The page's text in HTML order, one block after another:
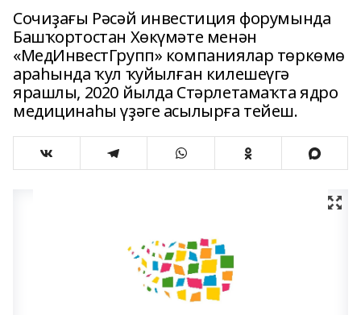
Сочиҙағы Рәсәй инвестиция форумында
Башҡортостан Хөкүмәте менән
«МедИнвестГрупп» компаниялар төркөмө
араһында ҡул ҡуйылған килешеүгә
ярашлы, 2020 йылда Стәрлетамаҡта ядро
медицинаһы үҙәге асылырға тейеш.